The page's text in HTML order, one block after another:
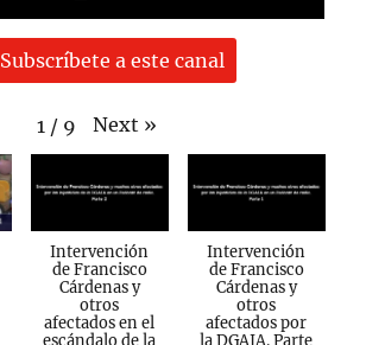
Subscríbete a este canal
1 / 9 Next »
Intervención
de Francisco
Cárdenas y
otros
afectados en el
escándalo de la
Intervención
de Francisco
Cárdenas y
otros
afectados por
la DGAIA. Parte